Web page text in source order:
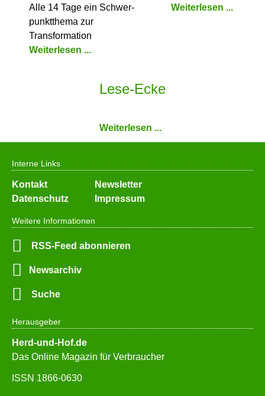
Alle 14 Tage ein Schwer­
punkt­thema zur
Transformation
Weiterlesen ...
Weiterlesen ...
Lese-Ecke
Weiterlesen ...
Herausgeber
Herd-und-Hof.de
Das Online Magazin für Verbraucher
ISSN 1866-0630
Weitere Informationen
RSS-Feed abonnieren
Newsarchiv
Suche
Interne Links
Navigation
überspringen
Kontakt
Newsletter
Datenschutz
Impressum